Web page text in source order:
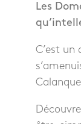
Les
C’est un